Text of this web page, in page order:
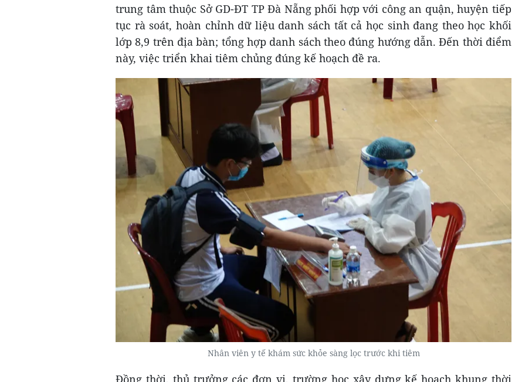
trung tâm thuộc Sở GD-ĐT TP Đà Nẵng phối hợp với công an quận, huyện tiếp
tục rà soát, hoàn chỉnh dữ liệu danh sách tất cả học sinh đang theo học khối
lớp 8,9 trên địa bàn; tổng hợp danh sách theo đúng hướng dẫn. Đến thời điểm
này, việc triển khai tiêm chủng đúng kế hoạch đề ra.
Nhân viên y tế khám sức khỏe sàng lọc trước khi tiêm
Đồng thời, thủ trưởng các đơn vị, trường học xây dựng kế hoạch khung thời